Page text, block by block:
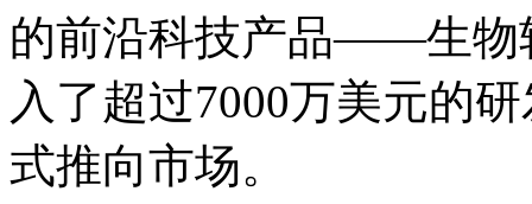
的前沿科技产品——生物
入了超过7000万美元的
式推向市场。